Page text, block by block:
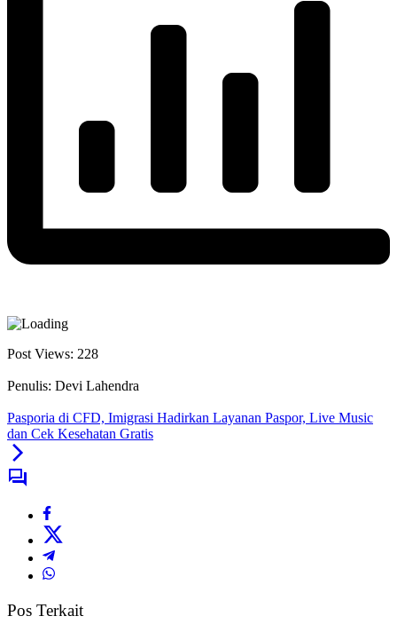
Post Views: 228
Penulis: Devi Lahendra
Pasporia di CFD, Imigrasi Hadirkan Layanan Paspor, Live Music
dan Cek Kesehatan Gratis
Pos Terkait